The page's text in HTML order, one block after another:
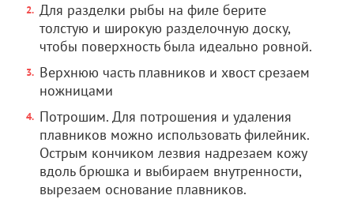
Для разделки рыбы на филе берите
толстую и широкую разделочную доску,
чтобы поверхность была идеально ровной.
Верхнюю часть плавников и хвост срезаем
ножницами
Потрошим. Для потрошения и удаления
плавников можно использовать филейник.
Острым кончиком лезвия надрезаем кожу
вдоль брюшка и выбираем внутренности,
вырезаем основание плавников.